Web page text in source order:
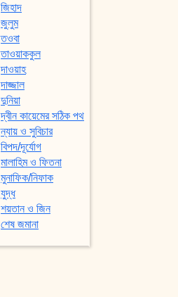
জিহাদ
জুলুম
তওবা
তাওয়াককুল
দাওয়াহ
দাজ্জাল
দুনিয়া
দ্বীন কায়েমের সঠিক পথ
ন্যায় ও সুবিচার
বিপদ/দূর্যোগ
মালাহিম ও ফিতনা
মুনাফিক/নিফাক
যুদ্ধ
শয়তান ও জিন
শেষ জমানা